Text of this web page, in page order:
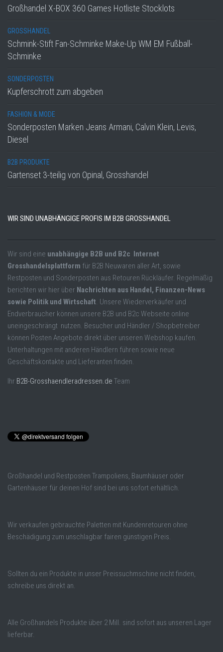
Großhandel X-BOX 360 Games Hotliste Stocklots
GROSSHANDEL
Schmink-Stift Fan-Schminke Make-Up WM EM Fußball-
Schminke
SONDERPOSTEN
Kupferschrott zum abgeben
FASHION & MODE
Sonderposten Marken Jeans Armani, Calvin Klein, Levis,
Diesel
B2B PRODUKTE
Gartenset 3-teilig von Opinal, Grosshandel
WIR SIND UNABHÄNGIGE PROFIS IM B2B GROSSHANDEL
Wir sind eine unabhängige B2B und B2c Internet
Grosshandelsplattform für B2B Neuwaren aller Art, sowie
Restposten und Sonderposten aus Retouren Rückläufer. Regelmäßig
berichten wir hier über Nachrichten aus Handel, Finanzen-News
sowie Politik und Wirtschaft. Unsere Wiederverkäufer und
Endverbraucher können unsere B2B und B2c Webseite online
uneingeschrängt nutzen. Besucher und Händler / Shopbetreiber
können Posten Angebote direkt über unseren Webshop kaufen.
Unterhaltungen mit anderen Händlern führen sowie neue
Geschäftskontakte und Lieferanten finden.
Ihr B2B-Grosshaendleradressen.de Team
Großhandel und Restposten Trampoliens, Baumhäuser oder
Gartenhäuser für deinen Hof sind bei uns sofort erhältlich.
Wir verkaufen gebrauchte Paletten mit Kundenretouren ohne
Beschädigung zum unschlagbar fairen günstigen Preis.
Sollten du ein Produkte in unser Preissuchmschine nicht finden,
schreibe uns direkt an.
Alle Großhandels Produkte über 2 Mill. sind sofort aus unseren Lager
lieferbar.